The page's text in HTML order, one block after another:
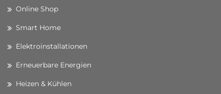
Online Shop
Smart Home
Elektroinstallationen
Erneuerbare Energien
Heizen & Kühlen